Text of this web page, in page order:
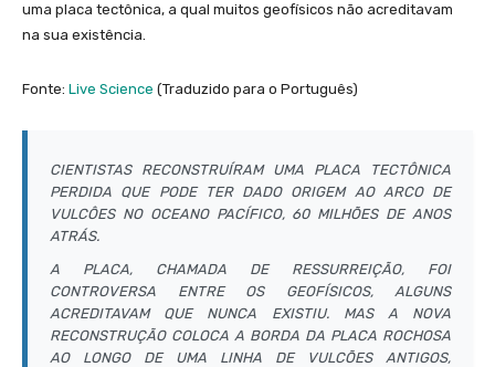
uma placa tectônica, a qual muitos geofísicos não acreditavam
na sua existência.
Fonte: Live Science (Traduzido para o Português)
CIENTISTAS RECONSTRUÍRAM UMA PLACA TECTÔNICA
PERDIDA QUE PODE TER DADO ORIGEM AO ARCO DE
VULCÔES NO OCEANO PACÍFICO, 60 MILHÕES DE ANOS
ATRÁS.
A PLACA, CHAMADA DE RESSURREIÇÃO, FOI
CONTROVERSA ENTRE OS GEOFÍSICOS, ALGUNS
ACREDITAVAM QUE NUNCA EXISTIU. MAS A NOVA
RECONSTRUÇÃO COLOCA A BORDA DA PLACA ROCHOSA
AO LONGO DE UMA LINHA DE VULCÕES ANTIGOS,